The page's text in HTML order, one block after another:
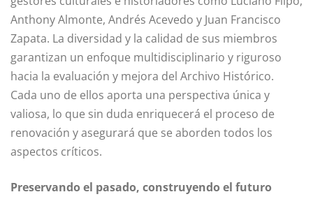
Anthony Almonte, Andrés Acevedo y Juan Francisco
Zapata. La diversidad y la calidad de sus miembros
garantizan un enfoque multidisciplinario y riguroso
hacia la evaluación y mejora del Archivo Histórico.
Cada uno de ellos aporta una perspectiva única y
valiosa, lo que sin duda enriquecerá el proceso de
renovación y asegurará que se aborden todos los
aspectos críticos.
Preservando el pasado, construyendo el futuro